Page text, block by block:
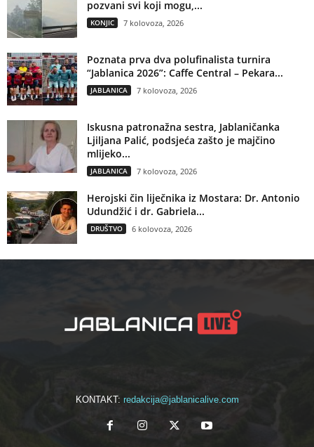
pozvani svi koji mogu,...
KONJIC 7 kolovoza, 2026
Poznata prva dva polufinalista turnira
“Jablanica 2026”: Caffe Central – Pekara...
JABLANICA 7 kolovoza, 2026
Iskusna patronažna sestra, Jablaničanka
Ljiljana Palić, podsjeća zašto je majčino
mlijeko...
JABLANICA 7 kolovoza, 2026
Herojski čin liječnika iz Mostara: Dr. Antonio
Udundžić i dr. Gabriela...
DRUŠTVO 6 kolovoza, 2026
KONTAKT: redakcija@jablanicalive.com